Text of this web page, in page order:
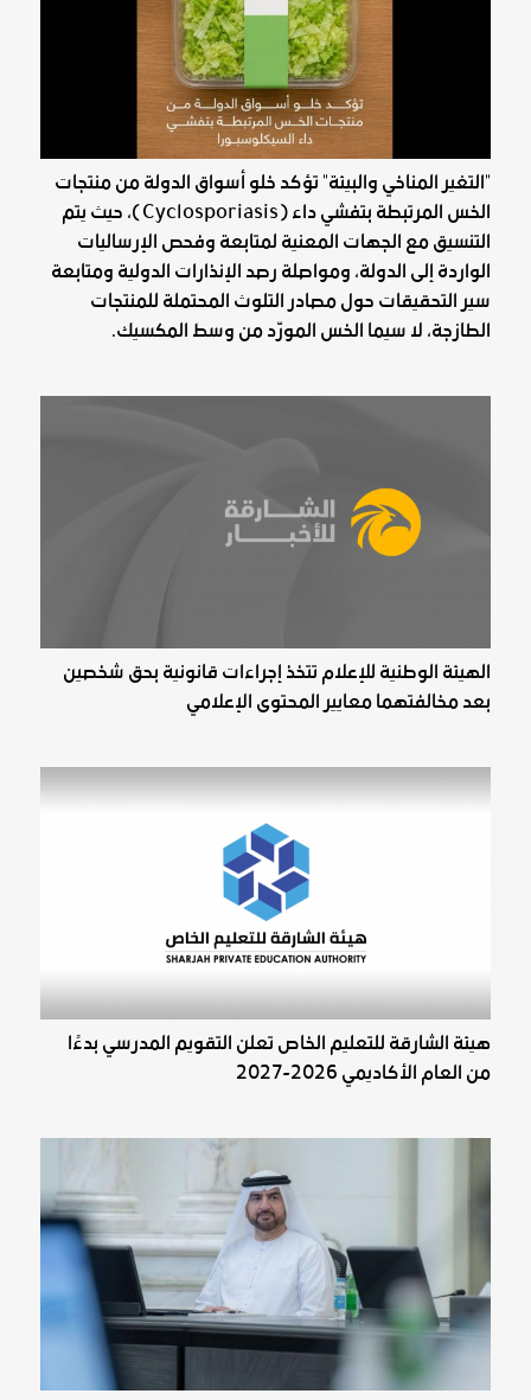
"التغير المناخي والبيئة" تؤكد خلو أسواق الدولة من منتجات
الخس المرتبطة بتفشي داء (Cyclosporiasis)، حيث يتم
التنسيق مع الجهات المعنية لمتابعة وفحص الإرساليات
الواردة إلى الدولة، ومواصلة رصد الإنذارات الدولية ومتابعة
سير التحقيقات حول مصادر التلوث المحتملة للمنتجات
الطازجة، لا سيما الخس المورّد من وسط المكسيك.
الهيئة الوطنية للإعلام تتخذ إجراءات قانونية بحق شخصين
بعد مخالفتهما معايير المحتوى الإعلامي
هيئة الشارقة للتعليم الخاص تعلن التقويم المدرسي بدءًا
من العام الأكاديمي 2026-2027